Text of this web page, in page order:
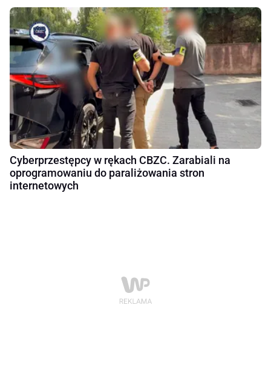
Cyberprzestępcy w rękach CBZC. Zarabiali na
oprogramowaniu do paraliżowania stron
internetowych